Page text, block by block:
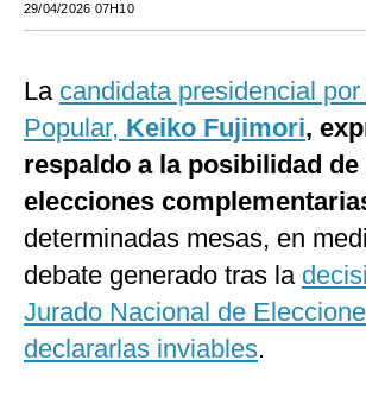
México
Internacional
Tecnología
Mix
G de Gestión
Notas Contratadas
29/04/2026 07H10
La candidata presidencial
Popular, Keiko Fujimori,
respaldo a la posibilidad
elecciones
determinadas mesas, en
debate generado tras la
Jurado Nacional de
declararlas inviables.